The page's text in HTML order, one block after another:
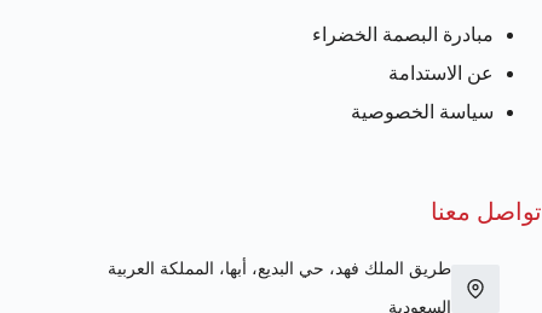
مبادرة البصمة الخضراء
عن الاستدامة
سياسة الخصوصية
تواصل معنا
طريق الملك فهد، حي البديع، أبها، المملكة العربية
السعودية